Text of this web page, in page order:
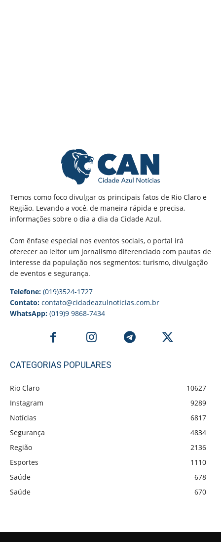
Temos como foco divulgar os principais fatos de Rio Claro e
Região. Levando a você, de maneira rápida e precisa,
informações sobre o dia a dia da Cidade Azul.
Com ênfase especial nos eventos sociais, o portal irá
oferecer ao leitor um jornalismo diferenciado com pautas de
interesse da população nos segmentos: turismo, divulgação
de eventos e segurança.
Telefone: (019)3524-1727
Contato: contato@cidadeazulnoticias.com.br
WhatsApp: (019)9 9868-7434
CATEGORIAS POPULARES
Rio Claro
10627
Instagram
9289
Notícias
6817
Segurança
4834
Região
2136
Esportes
1110
Saúde
678
Saúde
670